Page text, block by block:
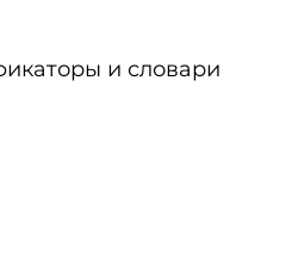
и словари